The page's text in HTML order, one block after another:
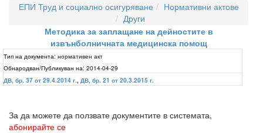
ЕПИ Труд и социално осигуряване
Нормативни актове
Други
Методика за заплащане на дейностите в
извънболничната медицинска помощ
Тип на документа: нормативен акт
Обнародван/Публикуван на: 2014-04-29
ДВ, бр. 37 от 29.4.2014 г., ДВ, бр. 21 от 20.3.2015 г.
За да можете да ползвате документите в системата,
абонирайте се